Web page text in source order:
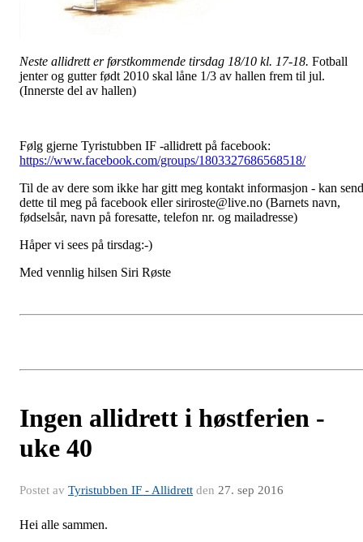
Neste allidrett er førstkommende tirsdag 18/10 kl. 17-18. Fotball
jenter og gutter født 2010 skal låne 1/3 av hallen frem til jul.
(Innerste del av hallen)
Følg gjerne Tyristubben IF -allidrett på facebook:
https://www.facebook.com/groups/1803327686568518/
Til de av dere som ikke har gitt meg kontakt informasjon - kan
dette til meg på facebook eller siriroste@live.no (Barnets navn,
fødselsår, navn på foresatte, telefon nr. og mailadresse)
Håper vi sees på tirsdag:-)
Med vennlig hilsen Siri Røste
Ingen allidrett i høstferien -
uke 40
Postet av Tyristubben IF - Allidrett den 27. sep 2016
Hei alle sammen.